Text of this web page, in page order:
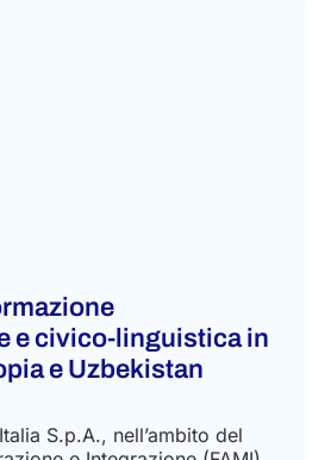
e civico-linguistica in
e Uzbekistan
S.p.A., nell’ambito del